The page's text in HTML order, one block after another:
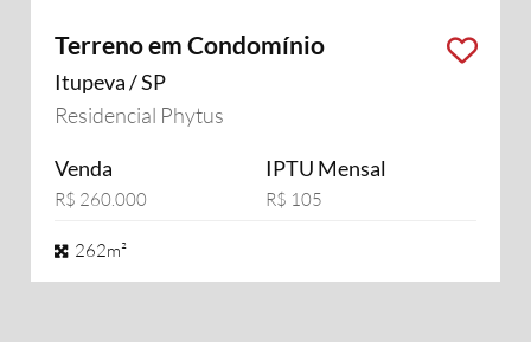
Terreno em Condomínio
Itupeva / SP
Residencial Phytus
Venda
R$ 260.000
IPTU Mensal
R$ 105
262m²